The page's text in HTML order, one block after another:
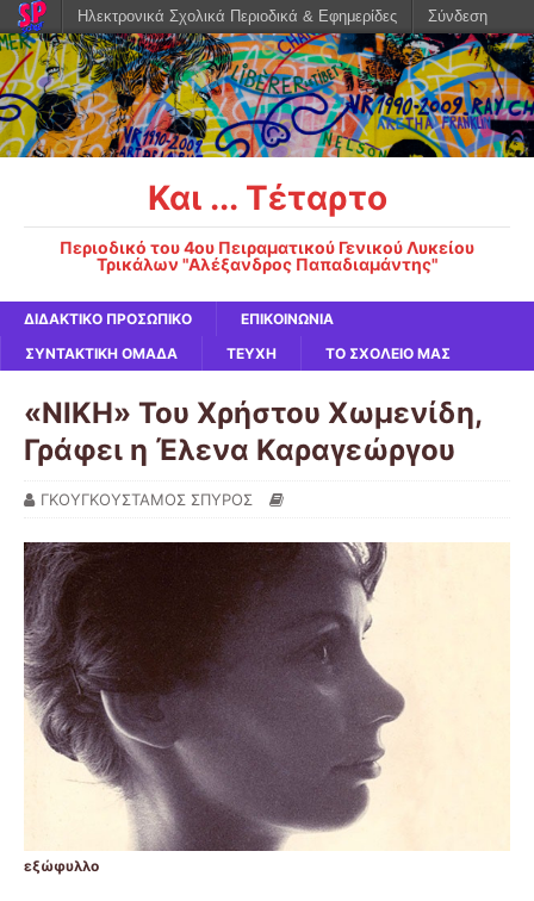
Και ... Τέταρτο
Περιοδικό του 4ου Πειραματικού Γενικού Λυκείου
Τρικάλων "Αλέξανδρος Παπαδιαμάντης"
ΔΙΔΑΚΤΙΚΟ ΠΡΟΣΩΠΙΚΟ
ΕΠΙΚΟΙΝΩΝΙΑ
ΣΥΝΤΑΚΤΙΚΗ ΟΜΑΔΑ
ΤΕΥΧΗ ΤΟ ΣΧΟΛΕΙΟ ΜΑΣ
«ΝΙΚΗ» Του Χρήστου Χωμενίδη,
Γράφει η Έλενα Καραγεώργου
ΓΚΟΥΓΚΟΥΣΤΑΜΟΣ ΣΠΥΡΟΣ
εξώφυλλο
Ηλεκτρονικά Σχολικά Περιοδικά & Εφημερίδες Σύνδεση